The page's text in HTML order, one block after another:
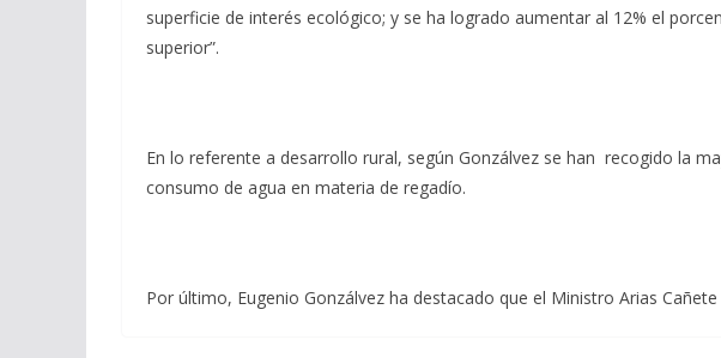
superficie de interés ecológico; y se ha logrado aumentar al 12% el
superior”.
En lo referente a desarrollo rural, según Gonzálvez se han recogido la
consumo de agua en materia de regadío.
Por último, Eugenio Gonzálvez ha destacado que el Ministro Arias